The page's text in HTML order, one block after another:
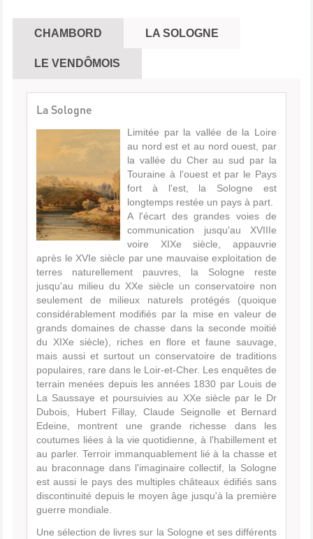
CHAMBORD LA SOLOGNE
LE VENDÔMOIS
La Sologne
Limitée par la vallée de la Loire
au nord est et au nord ouest, par
la vallée du Cher au sud par la
Touraine à l'ouest et par le Pays
fort à l'est, la Sologne est
longtemps restée un pays à part.
A l'écart des grandes voies de
communication jusqu'au XVIIIe
voire XIXe siècle, appauvrie
après le XVIe siècle par une mauvaise exploitation de
terres naturellement pauvres, la Sologne reste
jusqu'au milieu du XXe siècle un conservatoire non
seulement de milieux naturels protégés (quoique
considérablement modifiés par la mise en valeur de
grands domaines de chasse dans la seconde moitié
du XIXe siècle), riches en flore et faune sauvage,
mais aussi et surtout un conservatoire de traditions
populaires, rare dans le Loir-et-Cher. Les enquêtes de
terrain menées depuis les années 1830 par Louis de
La Saussaye et poursuivies au XXe siècle par le Dr
Dubois, Hubert Fillay, Claude Seignolle et Bernard
Edeine, montrent une grande richesse dans les
coutumes liées à la vie quotidienne, à l'habillement et
au parler. Terroir immanquablement lié à la chasse et
au braconnage dans l'imaginaire collectif, la Sologne
est aussi le pays des multiples châteaux édifiés sans
discontinuité depuis le moyen âge jusqu'à la première
guerre mondiale.
Une sélection de livres sur la Sologne et ses différents